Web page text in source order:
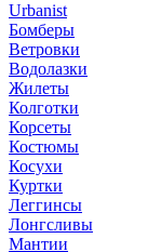
Urbanist
Бомберы
Ветровки
Водолазки
Жилеты
Колготки
Корсеты
Костюмы
Косухи
Куртки
Леггинсы
Лонгсливы
Мантии